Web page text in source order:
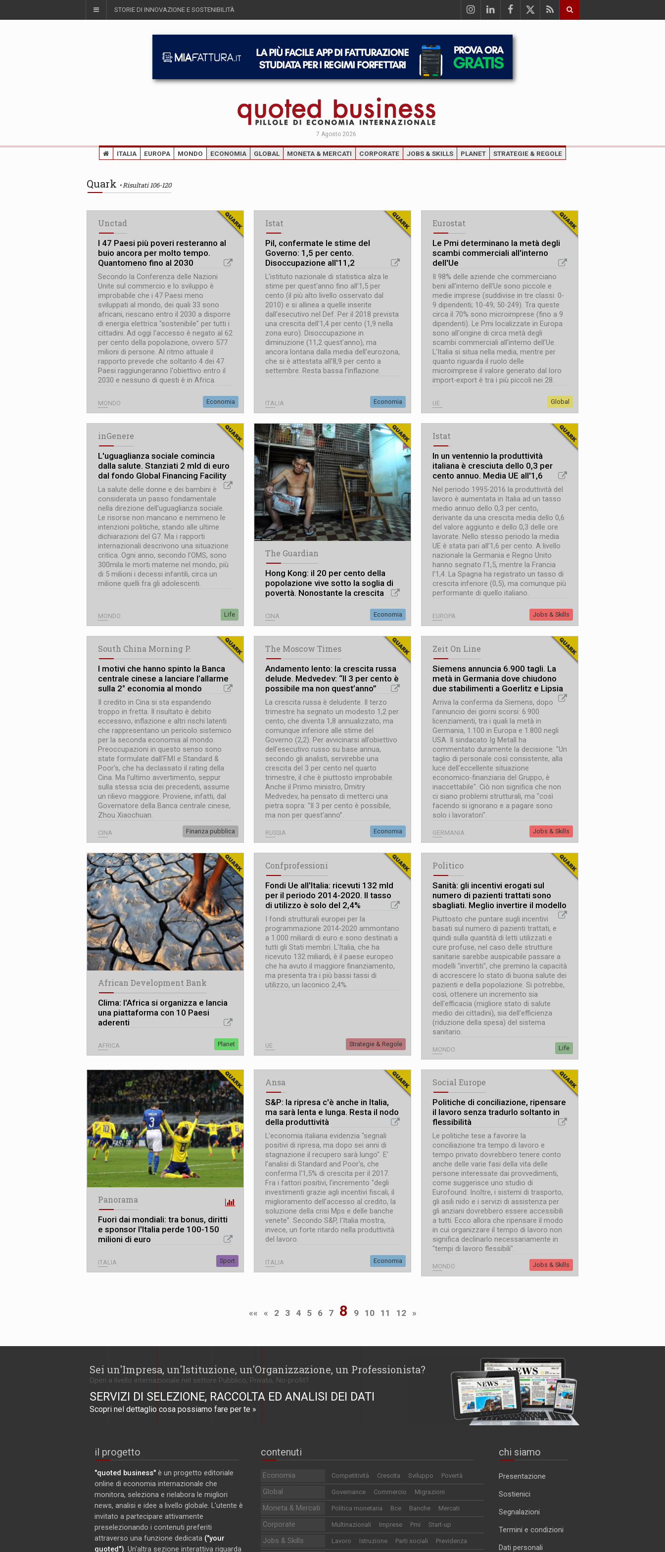
STORIE DI INNOVAZIONE E SOSTENIBILITÀ
7 Agosto 2026
ITALIA EUROPA MONDO ECONOMIA GLOBAL MONETA & MERCATI CORPORATE JOBS & SKILLS PLANET STRATEGIE & REGOLE
Quark Risultati 106-120
Unctad
I 47 Paesi più poveri resteranno al
buio ancora per molto tempo.
Quantomeno fino al 2030
Secondo la Conferenza delle Nazioni
Unite sul commercio e lo sviluppo è
improbabile che i 47 Paesi meno
sviluppati al mondo, dei quali 33 sono
africani, riescano entro il 2030 a disporre
di energia elettrica "sostenibile" per tutti i
cittadini. Ad oggi l'accesso è negato al 62
per cento della popolazione, ovvero 577
milioni di persone. Al ritmo attuale il
rapporto prevede che soltanto 4 dei 47
Paesi raggiungeranno l'obiettivo entro il
2030 e nessuno di questi è in Africa.
MONDO Economia
Istat
Pil, confermate le stime del
Governo: 1,5 per cento.
Disoccupazione all'11,2
L'istituto nazionale di statistica alza le
stime per quest'anno fino all’1,5 per
cento (il più alto livello osservato dal
2010) e si allinea a quelle inserite
dall'esecutivo nel Def. Per il 2018 prevista
una crescita dell'1,4 per cento (1,9 nella
zona euro). Disoccupazione in
diminuzione (11,2 quest’anno), ma
ancora lontana dalla media dell'eurozona,
che si è attestata all’8,9 per cento a
settembre. Resta bassa l’inflazione.
ITALIA Economia
Eurostat
Le Pmi determinano la metà degli
scambi commerciali all'interno
dell'Ue
Il 98% delle aziende che commerciano
beni all'interno dell'Ue sono piccole e
medie imprese (suddivise in tre classi: 0-
9 dipendenti; 10-49; 50-249). Tra queste
circa il 70% sono microimprese (fino a 9
dipendenti). Le Pmi localizzate in Europa
sono all'origine di circa metà degli
scambi commerciali all'interno dell'Ue.
L'Italia si situa nella media, mentre per
quanto riguarda il ruolo delle
microimprese il valore generato dal loro
import-export è tra i più piccoli nei 28.
UE Global
inGenere
L'uguaglianza sociale comincia
dalla salute. Stanziati 2 mld di euro
dal fondo Global Financing Facility
La salute delle donne e dei bambini è
considerata un passo fondamentale
nella direzione dell'uguaglianza sociale.
Le risorse non mancano e nemmeno le
intenzioni politiche, stando alle ultime
dichiarazioni del G7. Ma i rapporti
internazionali descrivono una situazione
critica. Ogni anno, secondo l’OMS, sono
300mila le morti materne nel mondo, più
di 5 milioni i decessi infantili, circa un
milione quelli fra gli adolescenti.
MONDO Life
The Guardian
Hong Kong: il 20 per cento della
popolazione vive sotto la soglia di
povertà. Nonostante la crescita
CINA Economia
Istat
In un ventennio la produttività
italiana è cresciuta dello 0,3 per
cento annuo. Media UE all'1,6
Nel periodo 1995-2016 la produttività del
lavoro è aumentata in Italia ad un tasso
medio annuo dello 0,3 per cento,
derivante da una crescita media dello 0,6
del valore aggiunto e dello 0,3 delle ore
lavorate. Nello stesso periodo la media
UE è stata pari all’1,6 per cento. A livello
nazionale la Germania e Regno Unito
hanno segnato l’1,5, mentre la Francia
l’1,4. La Spagna ha registrato un tasso di
crescita inferiore (0,5), ma comunque più
performante di quello italiano.
EUROPA Jobs & Skills
South China Morning P.
I motivi che hanno spinto la Banca
centrale cinese a lanciare l’allarme
sulla 2° economia al mondo
Il credito in Cina si sta espandendo
troppo in fretta. Il risultato è debito
eccessivo, inflazione e altri rischi latenti
che rappresentano un pericolo sistemico
per la seconda economia al mondo.
Preoccupazioni in questo senso sono
state formulate dall’FMI e Standard &
Poor's, che ha declassato il rating della
Cina. Ma l’ultimo avvertimento, seppur
sulla stessa scia dei precedenti, assume
un rilievo maggiore. Proviene, infatti, dal
Governatore della Banca centrale cinese,
Zhou Xiaochuan.
CINA Finanza pubblica
The Moscow Times
Andamento lento: la crescita russa
delude. Medvedev: “Il 3 per cento è
possibile ma non quest’anno”
La crescita russa è deludente. Il terzo
trimestre ha segnato un modesto 1,2 per
cento, che diventa 1,8 annualizzato, ma
comunque inferiore alle stime del
Governo (2,2). Per avvicinarsi all’obiettivo
dell’esecutivo russo su base annua,
secondo gli analisti, servirebbe una
crescita del 3 per cento nel quarto
trimestre, il che è piuttosto improbabile.
Anche il Primo ministro, Dmitry
Medvedev, ha pensato di metterci una
pietra sopra: “Il 3 per cento è possibile,
ma non per quest’anno”.
RUSSIA Economia
Zeit On Line
Siemens annuncia 6.900 tagli. La
metà in Germania dove chiudono
due stabilimenti a Goerlitz e Lipsia
Arriva la conferma da Siemens, dopo
l'annuncio dei giorni scorsi: 6.900
licenziamenti, tra i quali la metà in
Germania, 1.100 in Europa e 1.800 negli
USA. Il sindacato Ig Metall ha
commentato duramente la decisione: "Un
taglio di personale così consistente, alla
luce dell'eccellente situazione
economico-finanziaria del Gruppo, è
inaccettabile". Ciò non significa che non
ci siano problemi strutturali, ma "così
facendo si ignorano e a pagare sono
solo i lavoratori".
GERMANIA Jobs & Skills
African Development Bank
Clima: l'Africa si organizza e lancia
una piattaforma con 10 Paesi
aderenti
AFRICA Planet
Confprofessioni
Fondi Ue all'Italia: ricevuti 132 mld
per il periodo 2014-2020. Il tasso
di utilizzo è solo del 2,4%
I fondi strutturali europei per la
programmazione 2014-2020 ammontano
a 1.000 miliardi di euro e sono destinati a
tutti gli Stati membri. L'Italia, che ha
ricevuto 132 miliardi, è il paese europeo
che ha avuto il maggiore finanziamento,
ma presenta tra i più bassi tassi di
utilizzo, un laconico 2,4%.
UE Strategie & Regole
Politico
Sanità: gli incentivi erogati sul
numero di pazienti trattati sono
sbagliati. Meglio invertire il modello
Piuttosto che puntare sugli incentivi
basati sul numero di pazienti trattati, e
quindi sulla quantità di letti utilizzati e
cure profuse, nel caso delle strutture
sanitarie sarebbe auspicabile passare a
modelli "invertiti", che premino la capacità
di accrescere lo stato di buona salute dei
pazienti e della popolazione. Si potrebbe,
così, ottenere un incremento sia
dell'efficacia (migliore stato di salute
medio dei cittadini), sia dell'efficienza
(riduzione della spesa) del sistema
sanitario.
MONDO Life
Panorama
Fuori dai mondiali: tra bonus, diritti
e sponsor l'Italia perde 100-150
milioni di euro
ITALIA Sport
Ansa
S&P: la ripresa c'è anche in Italia,
ma sarà lenta e lunga. Resta il nodo
della produttività
L'economia italiana evidenzia "segnali
positivi di ripresa, ma dopo sei anni di
stagnazione il recupero sarà lungo". E'
l'analisi di Standard and Poor's, che
conferma l'1,5% di crescita per il 2017.
Fra i fattori positivi, l'incremento "degli
investimenti grazie agli incentivi fiscali, il
miglioramento dell'accesso al credito, la
soluzione della crisi Mps e delle banche
venete". Secondo S&P, l'Italia mostra,
invece, un forte ritardo nella produttività
del lavoro.
ITALIA Economia
Social Europe
Politiche di conciliazione, ripensare
il lavoro senza tradurlo soltanto in
flessibilità
Le politiche tese a favorire la
conciliazione tra tempo di lavoro e
tempo privato dovrebbero tenere conto
anche delle varie fasi della vita delle
persone interessate dai provvedimenti,
come suggerisce uno studio di
Eurofound. Inoltre, i sistemi di trasporto,
gli asili nido e i servizi di assistenza per
gli anziani dovrebbero essere accessibili
a tutti. Ecco allora che ripensare il modo
in cui organizzare il tempo di lavoro non
significa declinarlo necessariamente in
"tempi di lavoro flessibili".
MONDO Jobs & Skills
«« « 2 3 4 5 6 7 8 9 10 11 12 »
Sei un'Impresa, un'Istituzione, un'Organizzazione, un Professionista?
Operi a livello internazionale nel settore Pubblico, Privato, No-profit?
SERVIZI DI SELEZIONE, RACCOLTA ED ANALISI DEI DATI
Scopri nel dettaglio cosa possiamo fare per te »
il progetto
"quoted business" è un progetto editoriale
online di economia internazionale che
monitora, seleziona e rielabora le migliori
news, analisi e idee a livello globale. L'utente è
invitato a partecipare attivamente
preselezionando i contenuti preferiti
attraverso una funzione dedicata ("your
quoted"). Un'altra sezione interattiva riguarda
contenuti
Economia Competitività Crescita Sviluppo Povertà
Global Governance Commercio Migrazioni
Moneta & Mercati Politica monetaria Bce Banche Mercati
Corporate Multinazionali Imprese Pmi Start-up
Jobs & Skills Lavoro Istruzione Parti sociali Previdenza
chi siamo
Presentazione
Sostienici
Segnalazioni
Termini e condizioni
Dati personali